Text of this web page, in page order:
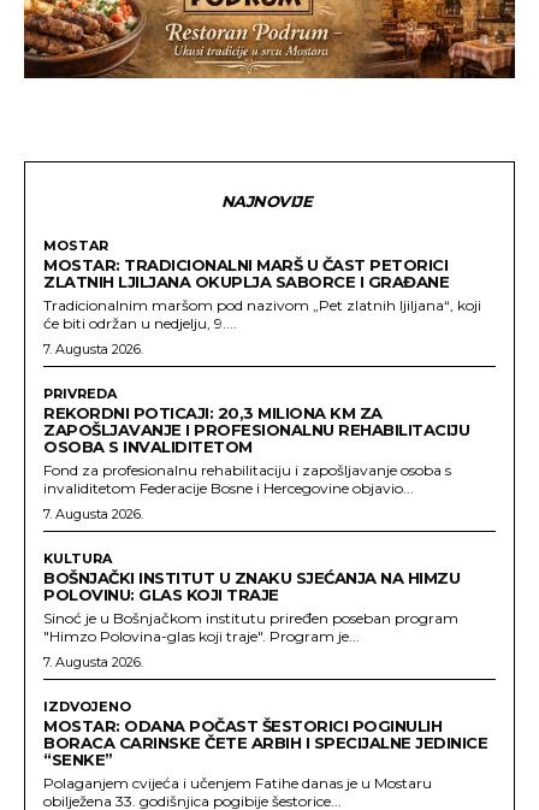
NAJNOVIJE
MOSTAR
MOSTAR: TRADICIONALNI MARŠ U ČAST PETORICI
ZLATNIH LJILJANA OKUPLJA SABORCE I GRAĐANE
Tradicionalnim maršom pod nazivom „Pet zlatnih ljiljana“, koji
će biti održan u nedjelju, 9....
7. Augusta 2026.
PRIVREDA
REKORDNI POTICAJI: 20,3 MILIONA KM ZA
ZAPOŠLJAVANJE I PROFESIONALNU REHABILITACIJU
OSOBA S INVALIDITETOM
Fond za profesionalnu rehabilitaciju i zapošljavanje osoba s
invaliditetom Federacije Bosne i Hercegovine objavio...
7. Augusta 2026.
KULTURA
BOŠNJAČKI INSTITUT U ZNAKU SJEĆANJA NA HIMZU
POLOVINU: GLAS KOJI TRAJE
Sinoć je u Bošnjačkom institutu priređen poseban program
"Himzo Polovina-glas koji traje". Program je...
7. Augusta 2026.
IZDVOJENO
MOSTAR: ODANA POČAST ŠESTORICI POGINULIH
BORACA CARINSKE ČETE ARBIH I SPECIJALNE JEDINICE
“SENKE”
Polaganjem cvijeća i učenjem Fatihe danas je u Mostaru
obilježena 33. godišnjica pogibije šestorice...